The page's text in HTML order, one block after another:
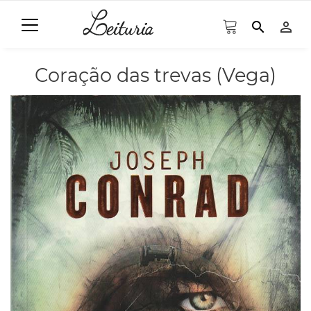
search person_outline
Coração das trevas (Vega)